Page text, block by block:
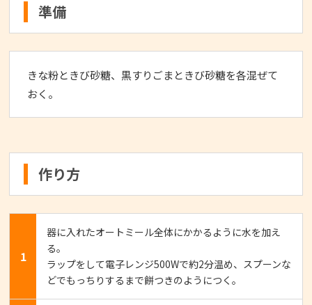
準備
きな粉ときび砂糖、黒すりごまときび砂糖を各混ぜて
おく。
作り方
1
器に入れたオートミール全体にかかるように水を加え
る。
ラップをして電子レンジ500Wで約2分温め、スプーンな
どでもっちりするまで餅つきのようにつく。